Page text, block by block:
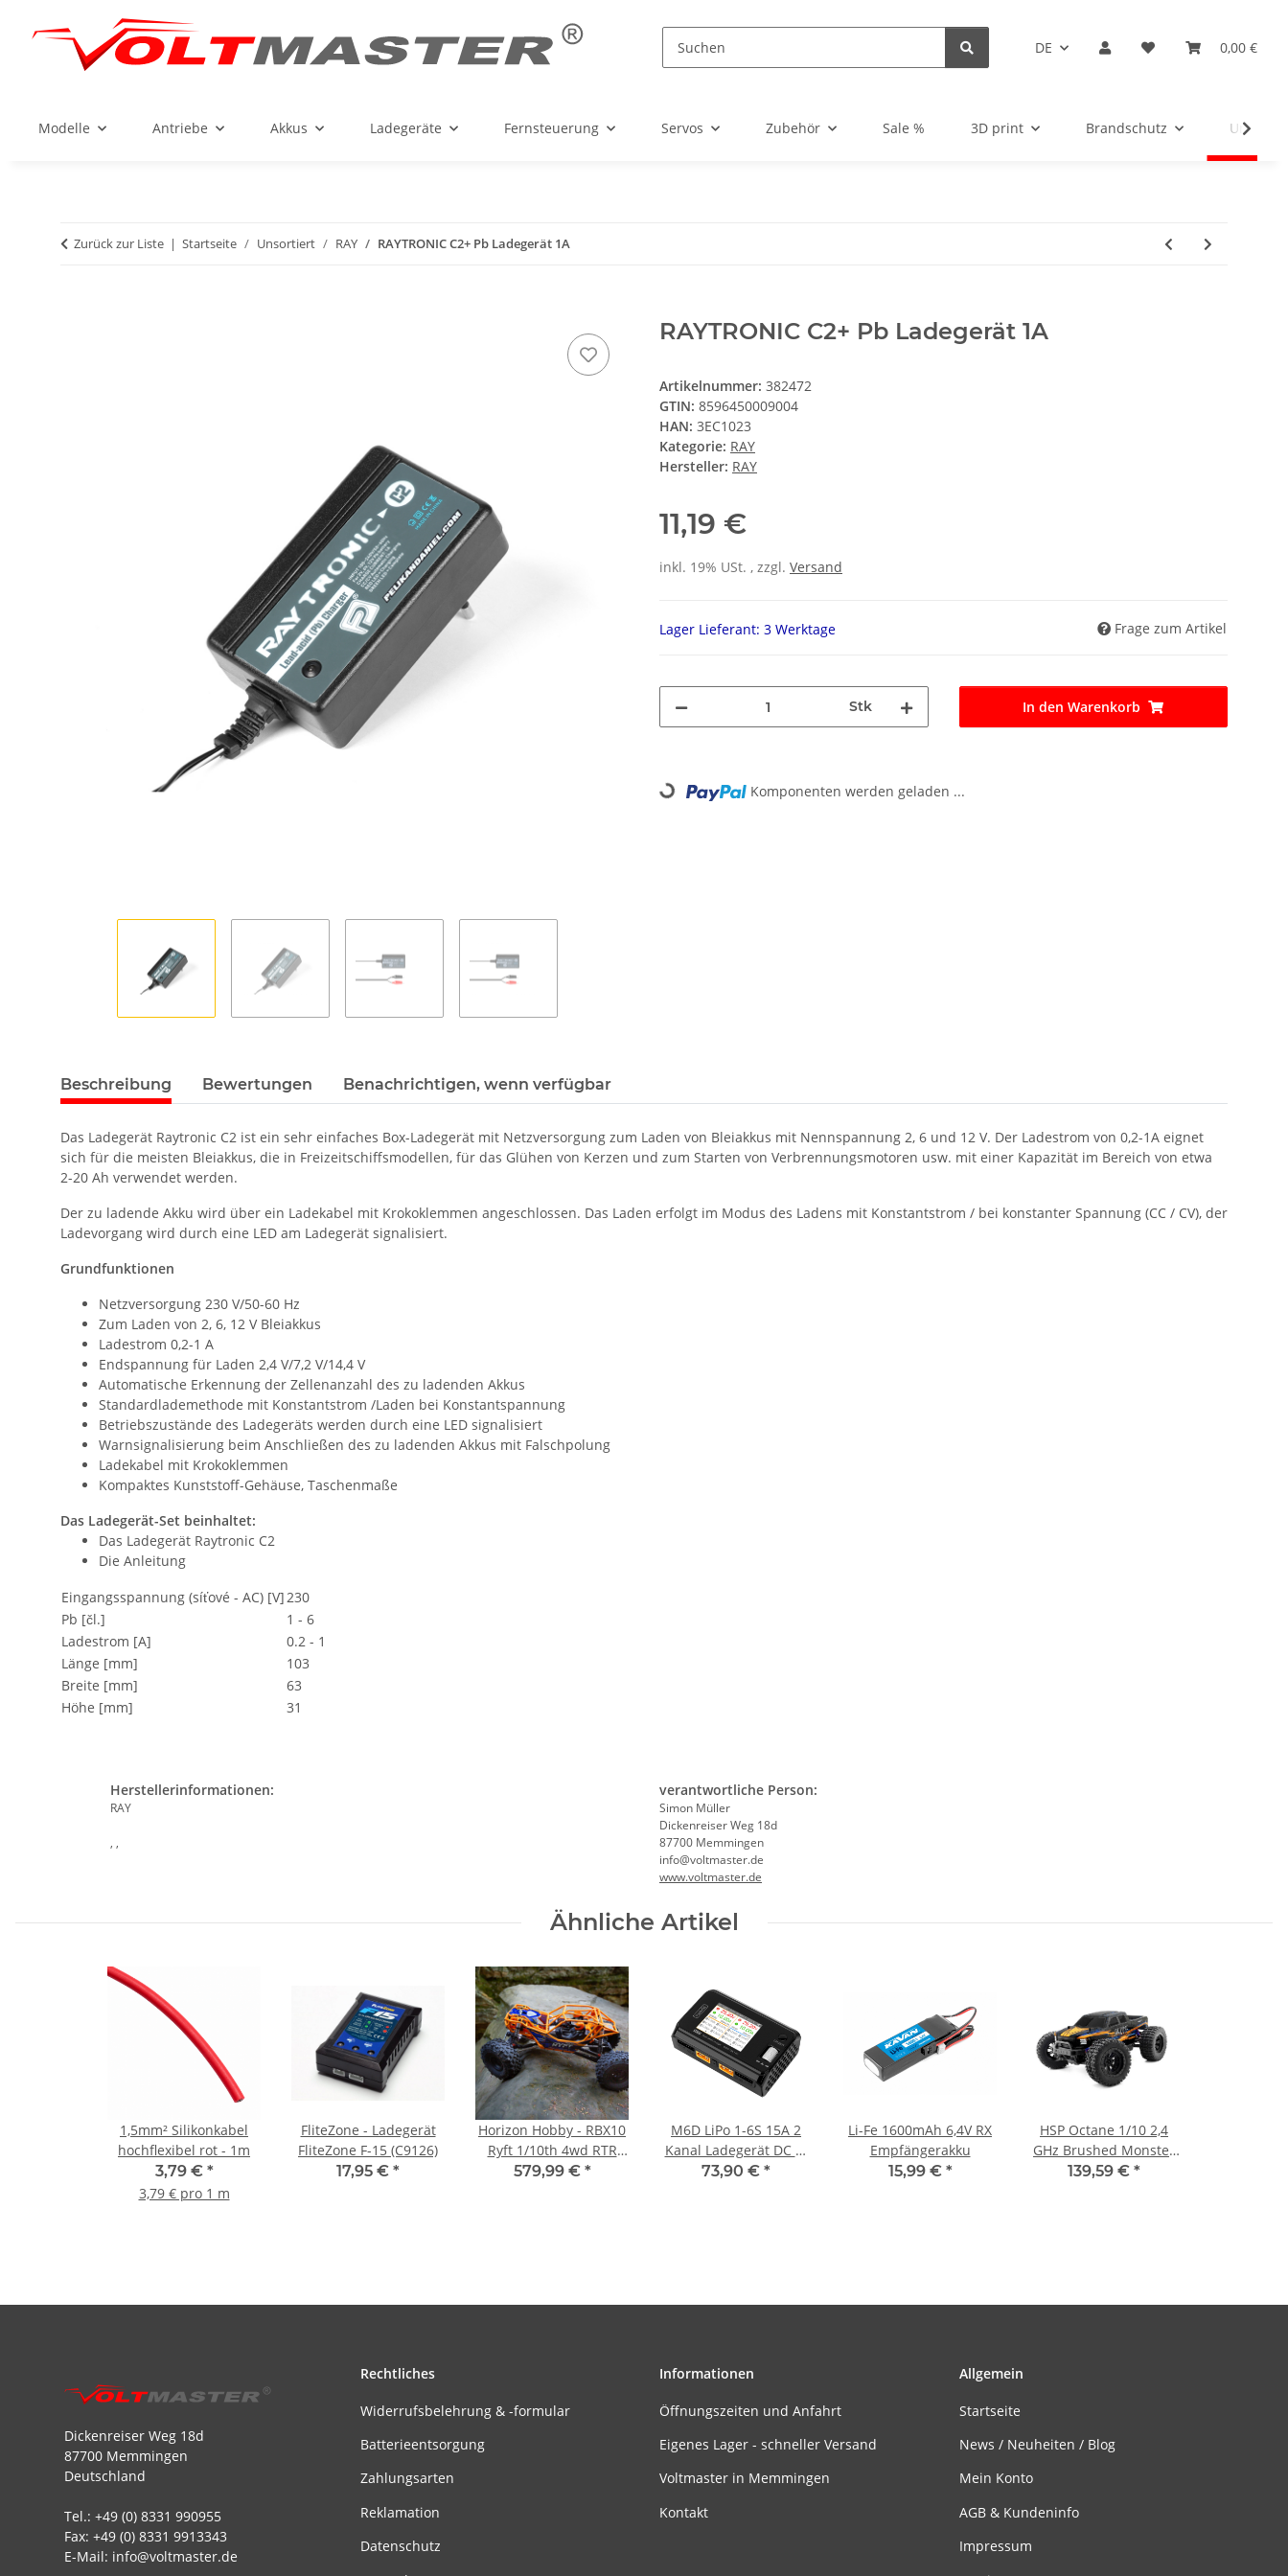
DE 0,00 €
Modelle Antriebe Akkus Ladegeräte Fernsteuerung Servos Zubehör Sale % 3D print Brandschutz
Zurück zur Liste Startseite Unsortiert RAY RAYTRONIC C2+ Pb Ladegerät 1A
RAYTRONIC C2+ Pb Ladegerät 1A
Artikelnummer: 382472
GTIN: 8596450009004
HAN: 3EC1023
Kategorie: RAY
Hersteller: RAY
11,19 €
inkl. 19% USt. , zzgl. Versand
Lager Lieferant: 3 Werktage Frage zum Artikel
Stk In den Warenkorb
Loading... Komponenten werden geladen ...
Beschreibung Bewertungen Benachrichtigen, wenn verfügbar
Das Ladegerät Raytronic C2 ist ein sehr einfaches Box-Ladegerät mit Netzversorgung zum Laden von Bleiakkus mit Nennspannung 2, 6 und 12 V. Der Ladestrom von 0,2-1A eignet
sich für die meisten Bleiakkus, die in Freizeitschiffsmodellen, für das Glühen von Kerzen und zum Starten von Verbrennungsmotoren usw. mit einer Kapazität im Bereich von etwa
2-20 Ah verwendet werden.
Der zu ladende Akku wird über ein Ladekabel mit Krokoklemmen angeschlossen. Das Laden erfolgt im Modus des Ladens mit Konstantstrom / bei konstanter Spannung (CC / CV), der
Ladevorgang wird durch eine LED am Ladegerät signalisiert.
Grundfunktionen
Netzversorgung 230 V/50-60 Hz
Zum Laden von 2, 6, 12 V Bleiakkus
Ladestrom 0,2-1 A
Endspannung für Laden 2,4 V/7,2 V/14,4 V
Automatische Erkennung der Zellenanzahl des zu ladenden Akkus
Standardlademethode mit Konstantstrom /Laden bei Konstantspannung
Betriebszustände des Ladegeräts werden durch eine LED signalisiert
Warnsignalisierung beim Anschließen des zu ladenden Akkus mit Falschpolung
Ladekabel mit Krokoklemmen
Kompaktes Kunststoff-Gehäuse, Taschenmaße
Das Ladegerät-Set beinhaltet:
Das Ladegerät Raytronic C2
Die Anleitung
Eingangsspannung (síťové - AC) [V]230
Pb [čl.]
1 - 6
Ladestrom [A]
0.2 - 1
Länge [mm]
103
Breite [mm]
63
Höhe [mm]
31
Herstellerinformationen:
RAY
, ,
verantwortliche Person:
Simon Müller
Dickenreiser Weg 18d
87700 Memmingen
info@voltmaster.de
www.voltmaster.de
Ähnliche Artikel
1,5mm² Silikonkabel
hochflexibel rot - 1m
3,79 € *
3,79 € pro 1 m
FliteZone - Ladegerät
FliteZone F-15 (C9126)
17,95 € *
Horizon Hobby - RBX10
Ryft 1/10th 4wd RTR
Orang (AXI03005T1)
579,99 € *
M6D LiPo 1-6S 15A 2
Kanal Ladegerät DC 7-
28V
73,90 € *
Li-Fe 1600mAh 6,4V RX
Empfängerakku
15,99 € *
HSP Octane 1/10 2,4
GHz Brushed Monster
Truck, orange
139,59 € *
Dickenreiser Weg 18d
87700 Memmingen
Deutschland
Tel.: +49 (0) 8331 990955
Fax: +49 (0) 8331 9913343
E-Mail: info@voltmaster.de
Rechtliches
Widerrufsbelehrung & -formular
Batterieentsorgung
Zahlungsarten
Reklamation
Datenschutz
Informationen
Öffnungszeiten und Anfahrt
Eigenes Lager - schneller Versand
Voltmaster in Memmingen
Kontakt
Allgemein
Startseite
News / Neuheiten / Blog
Mein Konto
AGB & Kundeninfo
Impressum